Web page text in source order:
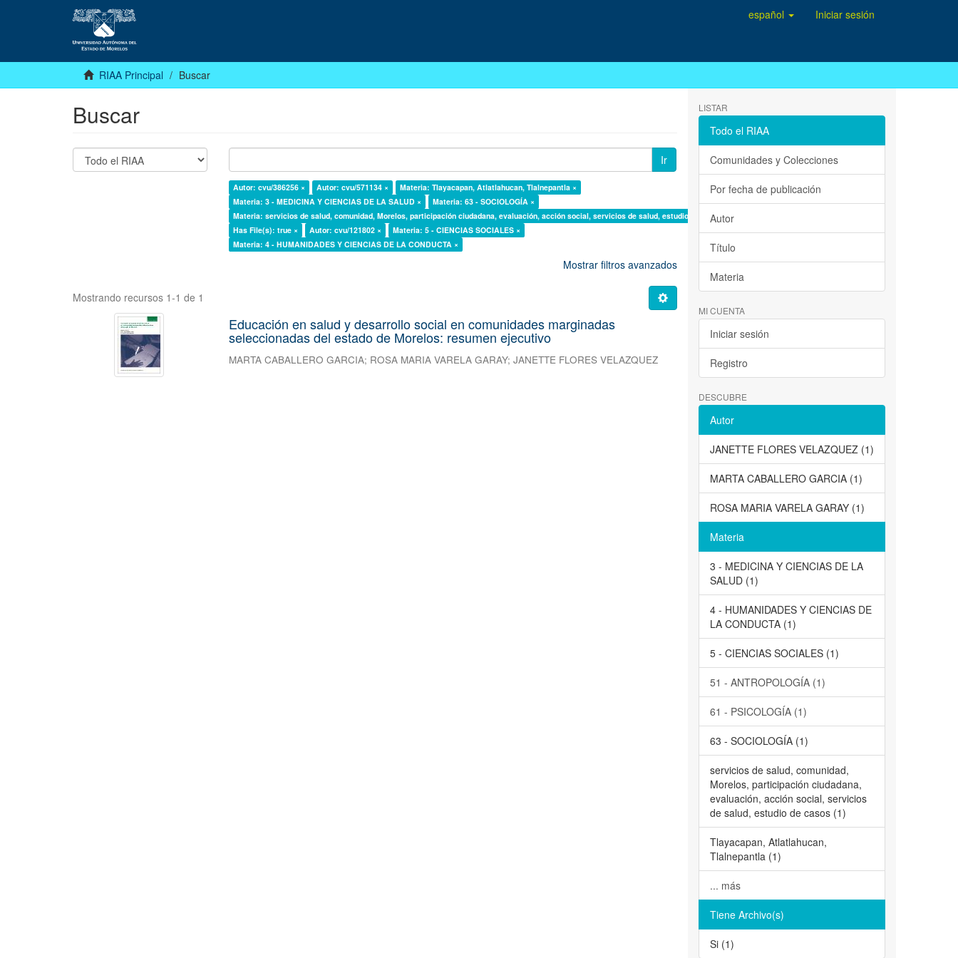
español Iniciar sesión
RIAA Principal Buscar
Buscar
Ir
Autor: cvu/386256 × Autor: cvu/571134 ×
Materia: Tlayacapan, Atlatlahucan, Tlalnepantla ×
Materia: 3 - MEDICINA Y CIENCIAS DE LA SALUD ×
Materia: 63 - SOCIOLOGÍA ×
Materia: servicios de salud, comunidad, Morelos, participación ciudadana, evaluación, acción social, servicios de salud, estudio de casos ×
Has File(s): true ×
Autor: cvu/121802 ×
Materia: 5 - CIENCIAS SOCIALES ×
Materia: 4 - HUMANIDADES Y CIENCIAS DE LA CONDUCTA ×
Mostrar filtros avanzados
Mostrando recursos 1-1 de 1
Educación en salud y desarrollo social en comunidades marginadas
seleccionadas del estado de Morelos: resumen ejecutivo
MARTA CABALLERO GARCIA; ROSA MARIA VARELA GARAY;JANETTE FLORES VELAZQUEZ
LISTAR
Todo el RIAA
Comunidades y Colecciones
Por fecha de publicación
Autor
Título
Materia
MI CUENTA
Iniciar sesión
Registro
DESCUBRE
Autor
JANETTE FLORES VELAZQUEZ (1)
MARTA CABALLERO GARCIA (1)
ROSA MARIA VARELA GARAY (1)
Materia
3 - MEDICINA Y CIENCIAS DE LA
SALUD (1)
4 - HUMANIDADES Y CIENCIAS DE
LA CONDUCTA (1)
5 - CIENCIAS SOCIALES (1)
51 - ANTROPOLOGÍA (1)
61 - PSICOLOGÍA (1)
63 - SOCIOLOGÍA (1)
servicios de salud, comunidad,
Morelos, participación ciudadana,
evaluación, acción social, servicios
de salud, estudio de casos (1)
Tlayacapan, Atlatlahucan,
Tlalnepantla (1)
... más
Tiene Archivo(s)
Si (1)